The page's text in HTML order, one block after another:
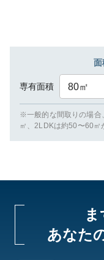
面
専有面積 80㎡
※一般的な間取りの場合
㎡、2LDKは約50〜60㎡
ま
あなた